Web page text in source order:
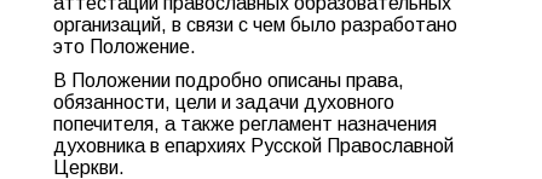
организаций, в связи с чем было разработано
это Положение.
В Положении подробно описаны права,
обязанности, цели и задачи духовного
попечителя, а также регламент назначения
духовника в епархиях Русской Православной
Церкви.